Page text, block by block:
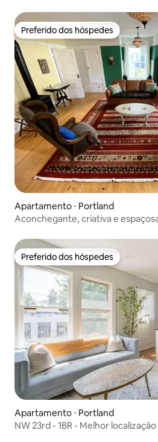
Preferido dos hóspedes
Preferido dos hóspedes
Apartamento ⋅ Portland
Aconchegante, criativa e
Preferido dos hóspedes
Preferido dos hóspedes
Apartamento ⋅ Portland
NW 23rd - 1BR - Melhor